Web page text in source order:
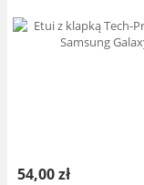
54,00 zł